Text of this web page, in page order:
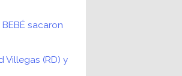
BEBÉ sacaron
Villegas (RD) y